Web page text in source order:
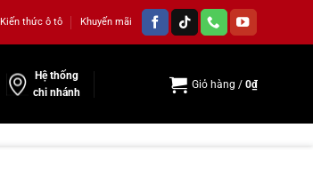
Kiến thức ô tô Khuyến mãi
Hệ thống
chi nhánh
Giỏ hàng / 0₫